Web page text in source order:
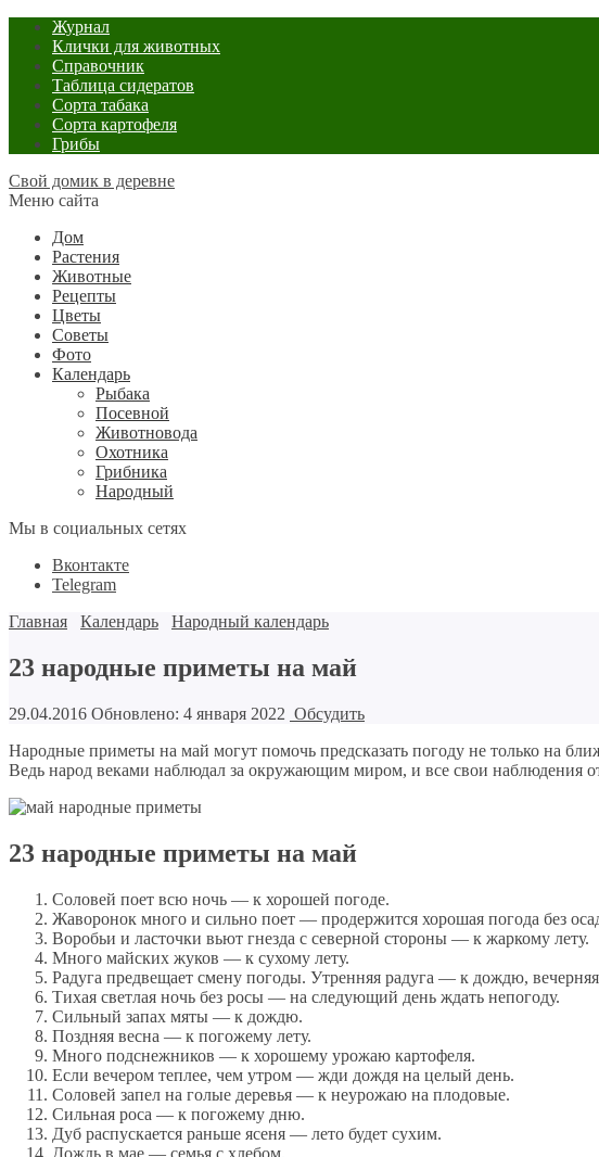
Журнал
Клички для животных
Справочник
Таблица сидератов
Сорта табака
Сорта картофеля
Грибы
Свой домик в деревне
Меню сайта
Дом
Растения
Животные
Рецепты
Цветы
Советы
Фото
Календарь
Рыбака
Посевной
Животновода
Охотника
Грибника
Народный
Мы в социальных сетях
Вконтакте
Telegram
Главная
Календарь Народный календарь
23 народные приметы на май
29.04.2016 Обновлено: 4 января 2022 Обсудить
Народные приметы на май могут помочь предсказать погоду не только на
Ведь народ веками наблюдал за окружающим миром, и все свои наблюдения
23 народные приметы на май
Соловей поет всю ночь — к хорошей погоде.
Жаворонок много и сильно поет — продержится хорошая погода без
Воробьи и ласточки вьют гнезда с северной стороны — к жаркому лету.
Много майских жуков — к сухому лету.
Радуга предвещает смену погоды. Утренняя радуга — к дождю,
Тихая светлая ночь без росы — на следующий день ждать непогоду.
Сильный запах мяты — к дождю.
Поздняя весна — к погожему лету.
Много подснежников — к хорошему урожаю картофеля.
Если вечером теплее, чем утром — жди дождя на целый день.
Соловей запел на голые деревья — к неурожаю на плодовые.
Сильная роса — к погожему дню.
Дуб распускается раньше ясеня — лето будет сухим.
Дождь в мае — семья с хлебом.